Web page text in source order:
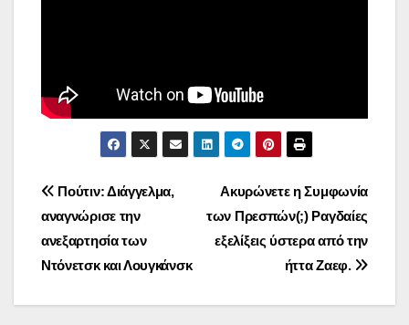
Πλοήγηση
άρθρων
Ακυρώνετε η Συμφωνία
των Πρεσπών(;) Ραγδαίες
εξελίξεις ύστερα από την
ήττα Ζαεφ.
Πούτιν: Διάγγελμα,
αναγνώρισε την
ανεξαρτησία των
Ντόνετσκ και Λουγκάνσκ